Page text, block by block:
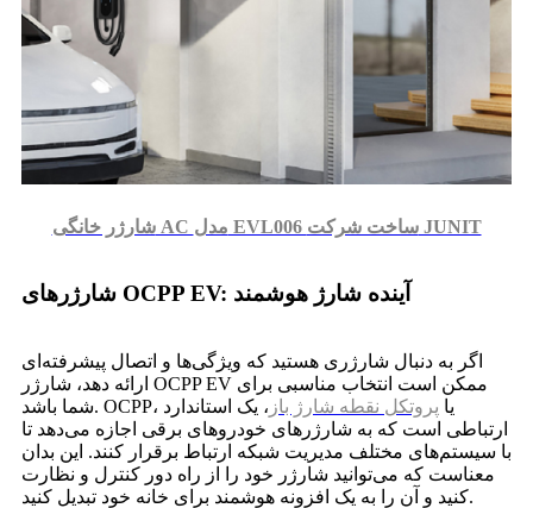
شارژر خانگی AC مدل EVL006 ساخت شرکت JUNIT
شارژرهای OCPP EV: آینده شارژ هوشمند
اگر به دنبال شارژری هستید که ویژگی‌ها و اتصال پیشرفته‌ای
ارائه دهد، شارژر OCPP EV ممکن است انتخاب مناسبی برای
شما باشد. OCPP، یا پروتکل نقطه شارژ باز ، یک استاندارد
ارتباطی است که به شارژرهای خودروهای برقی اجازه می‌دهد تا
با سیستم‌های مختلف مدیریت شبکه ارتباط برقرار کنند. این بدان
معناست که می‌توانید شارژر خود را از راه دور کنترل و نظارت
کنید و آن را به یک افزونه هوشمند برای خانه خود تبدیل کنید.